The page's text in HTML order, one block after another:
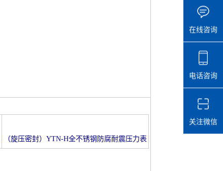
（旋压密封）YTN-H全不锈钢防腐耐震压力表
在线咨询
电话咨询
关注微信